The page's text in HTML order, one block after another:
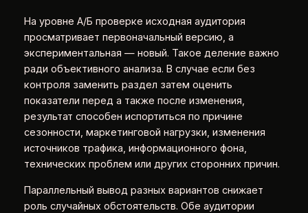
На уровне А/Б проверке исходная аудитория
просматривает первоначальный версию, а
экспериментальная — новый. Такое деление важно
ради объективного анализа. В случае если без
контроля заменить раздел затем оценить
показатели перед а также после изменения,
результат способен испортиться по причине
сезонности, маркетинговой нагрузки, изменения
источников трафика, информационного фона,
технических проблем или других сторонних причин.
Параллельный вывод разных вариантов снижает
роль случайных обстоятельств. Обе аудитории